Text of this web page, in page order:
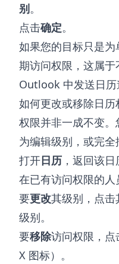
别。
点击确定。
如果您的目标只是
期访问权限，这属
Outlook 中发送日历
如何更改或移除日历
权限并非一成不变
为编辑级别，或完全
打开日历 ，返回该
在已有访问权限的人
要更改其级别，点
级别。
要移除访问权限，点
X 图标）。